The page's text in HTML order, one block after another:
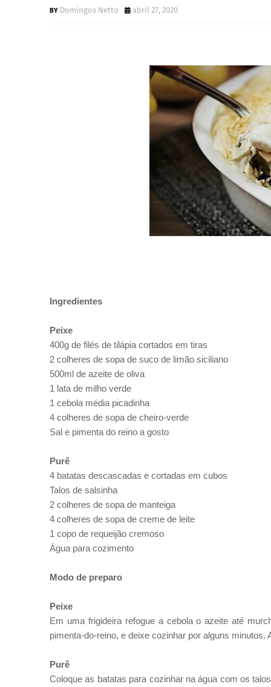
Domingos Netto abril 27, 2020
Ingredientes
Peixe
400g de filés de tilápia cortados em tiras
2 colheres de sopa de suco de limão siciliano
500ml de azeite de oliva
1 lata de milho verde
1 cebola média picadinha
4 colheres de sopa de cheiro-verde
Sal e pimenta do reino a gosto
Purê
4 batatas descascadas e cortadas em cubos
Talos de salsinha
2 colheres de sopa de manteiga
4 colheres de sopa de creme de leite
1 copo de requeijão cremoso
Água para cozimento
Modo de preparo
Peixe
Em uma frigideira refogue a cebola o azeite até
pimenta-do-reino, e deixe cozinhar por alguns
Purê
Coloque as batatas para cozinhar na água com os